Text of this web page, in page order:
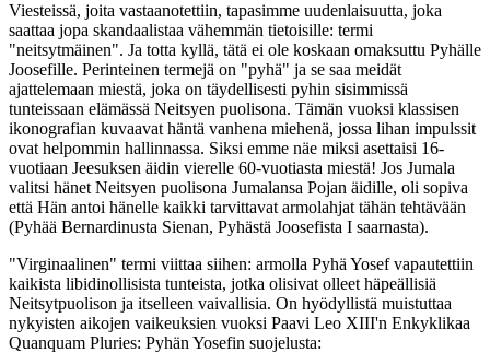
Viesteissä, joita vastaanotettiin, tapasimme uudenlaisuutta, joka
saattaa jopa skandaalistaa vähemmän tietoisille: termi
"neitsytmäinen". Ja totta kyllä, tätä ei ole koskaan omaksuttu Pyhälle
Joosefille. Perinteinen termejä on "pyhä" ja se saa meidät
ajattelemaan miestä, joka on täydellisesti pyhin sisimmissä
tunteissaan elämässä Neitsyen puolisona. Tämän vuoksi klassisen
ikonografian kuvaavat häntä vanhena miehenä, jossa lihan impulssit
ovat helpommin hallinnassa. Siksi emme näe miksi asettaisi 16-
vuotiaan Jeesuksen äidin vierelle 60-vuotiasta miestä! Jos Jumala
valitsi hänet Neitsyen puolisona Jumalansa Pojan äidille, oli sopiva
että Hän antoi hänelle kaikki tarvittavat armolahjat tähän tehtävään
(Pyhää Bernardinusta Sienan, Pyhästä Joosefista I saarnasta).
"Virginaalinen" termi viittaa siihen: armolla Pyhä Yosef vapautettiin
kaikista libidinollisista tunteista, jotka olisivat olleet häpeällisiä
Neitsytpuolison ja itselleen vaivallisia. On hyödyllistä muistuttaa
nykyisten aikojen vaikeuksien vuoksi Paavi Leo XIII'n Enkyklikaa
Quanquam Pluries: Pyhän Yosefin suojelusta: